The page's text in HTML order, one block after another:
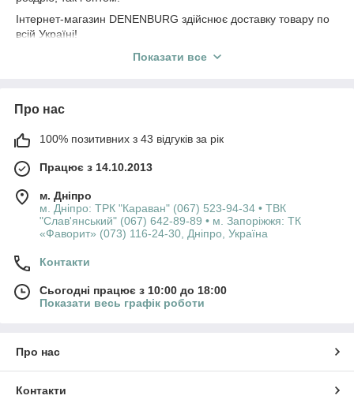
Інтернет-магазин DENENBURG здійснює доставку товару по
всій Україні!
Ми працюємо на українському ринку з 2012 року. За роки
Якщо у вас виникли питання, зверніться за допомогою до
610-64-00; +38 (093) 610-64-00,
або напишіть листа: shop.denenburg@ukr.net.
Ми дуже цінуємо Вашу думку, тому пишіть нам коментарі та
Доставка товару інтернет-магазину DENENBURG
здійснюється по всіх регіонах України: Вінницька, Волинська,
Дніпропетровська, Житомирська, Закарпатська, Запорізька,
Миколаївська, Одеська, Полтавська, Рівненська, Сумська,
Черкаська, Чернігівська, Чернівецька, Донецька та Луганська
(крім тимчасово окупованих районів) області.
Показати все
Про нас
100% позитивних з 43 відгуків за рік
Працює з 14.10.2013
м. Дніпро
м. Дніпро: ТРК "Караван" (067) 523-94-34 • ТВК
"Слав'янський" (067) 642-89-89 • м. Запоріжжя: ТК
«Фаворит» (073) 116-24-30, Дніпро, Україна
Контакти
Сьогодні працює з 10:00 до 18:00
Показати весь графік роботи
Про нас
Контакти